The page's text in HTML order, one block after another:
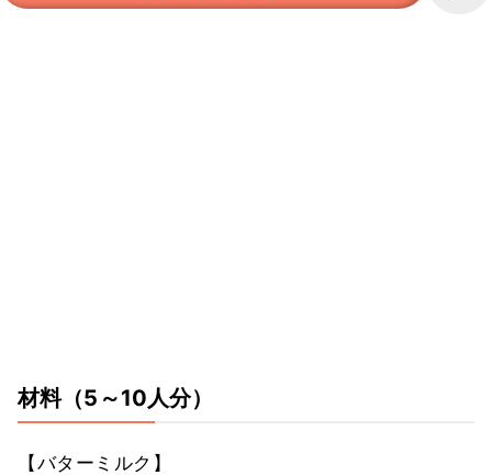
材料（5～10人分）
【バターミルク】